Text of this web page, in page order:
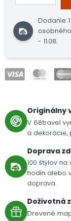
Dodanie
- 11.08.
Originálny
V 68travel
a dekorácie,
Doprava
100 štýlov
hodín alebo
doprava.
Doživotná
Drevené